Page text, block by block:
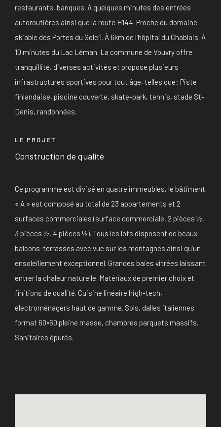
restaurants, banques. À quelques minutes des entrées
autoroutières ainsi que la route H144. Proche du domaine
skiable des Portes du Soleil. À 6km de l’hôpital du Chablais. À
10 minutes du Lac Léman. La commune de Vouvry offre
tranquillité, diverses activités et propose plusieurs
infrastructures sportives pour tout âge, telles que: Piste
finlandaise, piscine couverte, skate-park, tennis, stade St-
Denis, randonnées.
LE PROJET
Construction de qualité
Ce programme est divisé en quatre immeubles, le bâtiment
« A » est composé au total de 23 appartements et 2
surfaces commerciales (surface commerciale, 2 pièces ½,
3 pièces ½, 4 pièces ½). Tous les lots disposent de beaux
balcons-terrasses avec vue sur les montagnes ainsi qu’un
ensoleillement exceptionnel. Grandes baies vitrées laissant
entrer la chaleur naturelle. Matériaux de premier choix et
finitions de qualité. Cuisine linéaire high-tech,
électroménagers haut de gamme. Sols, dalles italiennes
format 60×60 pleine masse, chambres parquets massifs.
Sanitaires épurés.